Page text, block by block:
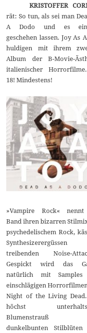
KRISTOFFER
rät: So tun, als sei man
A Dodo und es
geschehen lassen. Joy As
huldigen mit ihrem
Album der B-Movie-
italienischer
18! Mindestens!
»Vampire Rock«
Band ihren bizarren
psychedelischem Rock,
Synthesizerergüssen
treibenden Noise-
Gespickt wird das
natürlich mit Samples
einschlägigen
Night of the Living
höchst
Blumenstrauß
dunkelbunten